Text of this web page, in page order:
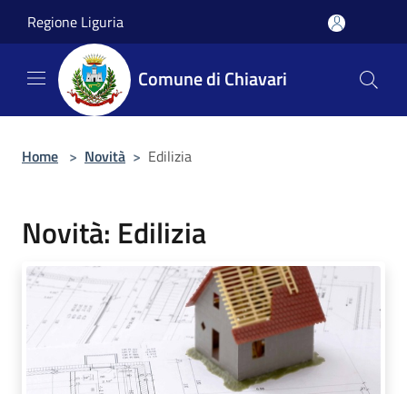
Regione Liguria
Comune di Chiavari
Home > Novità > Edilizia
Novità: Edilizia